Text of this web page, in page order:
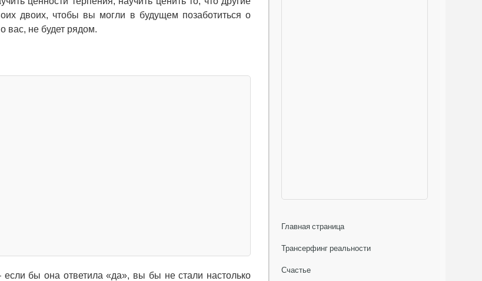
двоих, чтобы вы могли в будущем позаботиться о
вас, не будет рядом.
бы она ответила «да», вы бы не стали настолько
Главная страница
Трансерфинг реальности
Счастье